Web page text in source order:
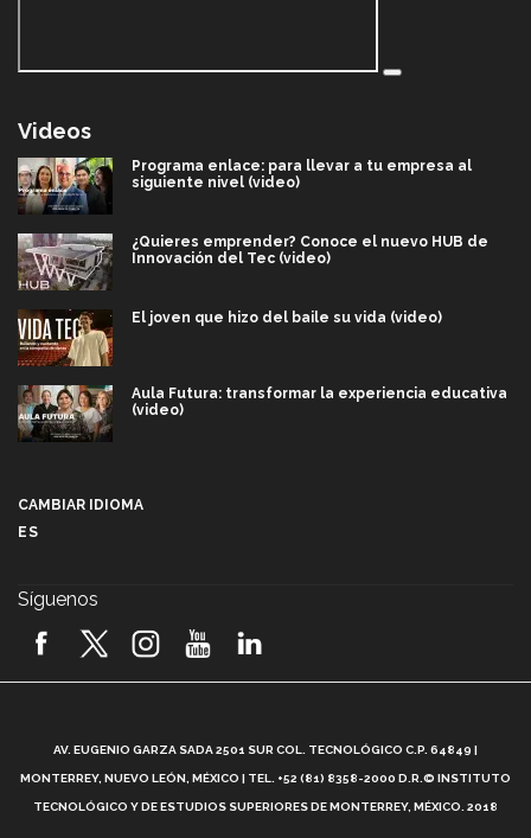
Videos
Programa enlace: para llevar a tu empresa al
siguiente nivel (video)
¿Quieres emprender? Conoce el nuevo HUB de
Innovación del Tec (video)
El joven que hizo del baile su vida (video)
Aula Futura: transformar la experiencia educativa
(video)
2026! (video)
¿Cómo es el Modelo Educativo Tec? (video)
CAMBIAR IDIOMA
ES
Síguenos
AV. EUGENIO GARZA SADA 2501 SUR COL. TECNOLÓGICO C.P. 64849 |
MONTERREY, NUEVO LEÓN, MÉXICO | TEL. +52 (81) 8358-2000 D.R.© INSTITUTO
TECNOLÓGICO Y DE ESTUDIOS SUPERIORES DE MONTERREY, MÉXICO. 2018